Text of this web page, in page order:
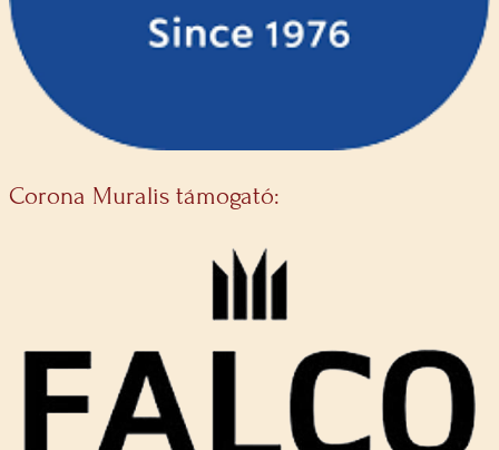
Corona Muralis támogató: